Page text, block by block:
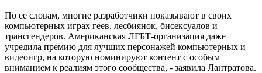
По ее словам, многие разработчики показывают в своих
компьютерных играх геев, лесбиянок, бисексуалов и
трансгендеров. Американская ЛГБТ-организация даже
учредила премию для лучших персонажей компьютерных и
видеоигр, на которую номинируют контент с особым
вниманием к реалиям этого сообщества, - заявила Лантратова.